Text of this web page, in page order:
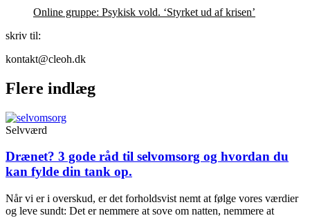
Online gruppe: Psykisk vold. ‘Styrket ud af krisen’
skriv til:
kontakt@cleoh.dk
Flere indlæg
Selvværd
Drænet? 3 gode råd til selvomsorg og hvordan du
kan fylde din tank op.
Når vi er i overskud, er det forholdsvist nemt at følge vores værdier
og leve sundt: Det er nemmere at sove om natten, nemmere at